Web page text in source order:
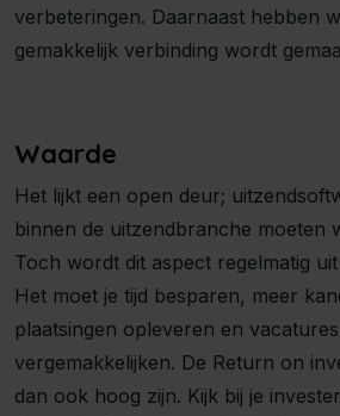
verbeteringen. Daarnaast hebben
gemakkelijk verbinding wordt
Waarde
Het lijkt een open deur;
binnen de uitzendbranche moeten
Toch wordt dit aspect regelmatig
Het moet je tijd besparen, meer
plaatsingen opleveren en
vergemakkelijken. De Return on
dan ook hoog zijn. Kijk bij je